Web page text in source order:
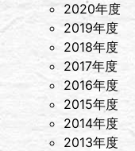
2020年度
2019年度
2018年度
2017年度
2016年度
2015年度
2014年度
2013年度